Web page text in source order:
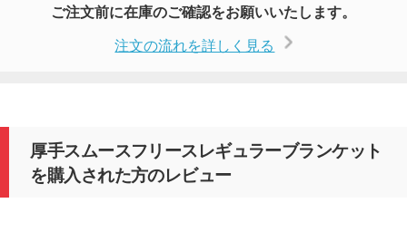
ご注文前に在庫のご確認をお願いいたします。
注文の流れを詳しく見る
厚手スムースフリースレギュラーブランケット
を購入された方のレビュー